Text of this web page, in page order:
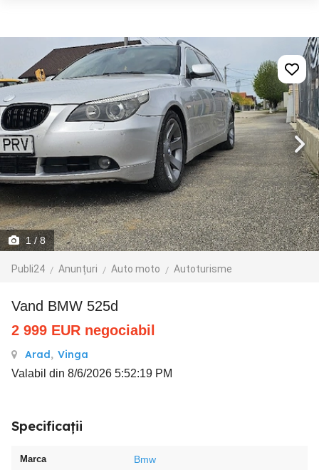
1/ 8
Publi24 Anunțuri Auto moto Autoturisme
Vand BMW 525d
2 999 EUR negociabil
Arad, Vinga
Valabil din 8/6/2026 5:52:19 PM
Specificații
Marca Bmw